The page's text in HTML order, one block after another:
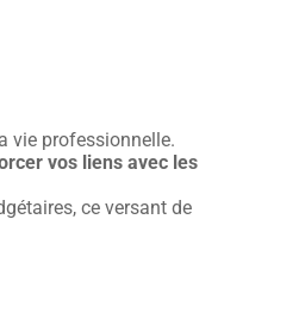
vie professionnelle.
vos liens avec les
ce versant de